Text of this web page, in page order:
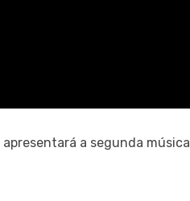
apresentará a segunda música